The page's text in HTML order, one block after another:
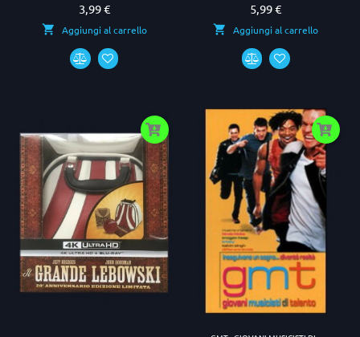
Prezzo
3,99 €
Aggiungi al carrello
Prezzo
5,99 €
Aggiungi al carrello